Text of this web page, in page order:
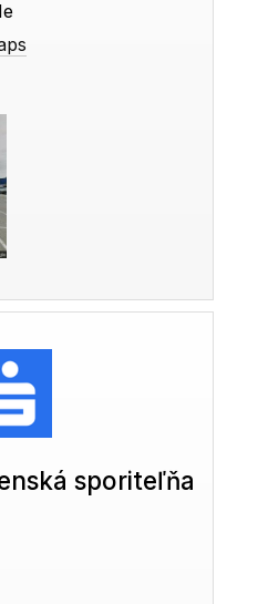
sporiteľňa